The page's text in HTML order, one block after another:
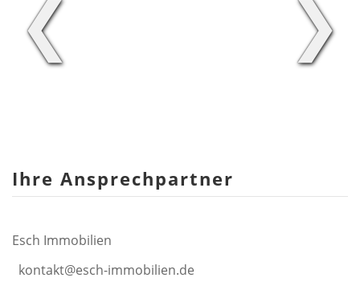
❮ ❯
Ihre Ansprechpartner
Esch Immobilien
kontakt@esch-immobilien.de